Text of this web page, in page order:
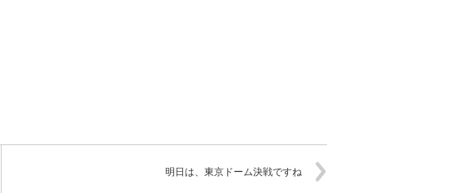
明日は、東京ドーム決戦ですね